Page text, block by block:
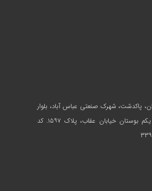
پاکدشت، شهرک صنعتی عباس آباد، بلوار
سعدی، خیابان یکم بوستان خیابان عقاب، پلاک ۱۵۹۷. کد